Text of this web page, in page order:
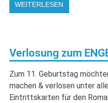
WEITERLESEN
Verlosung zum
Zum 11. Geburtstag
machen & verlosen unter
Eintrittskarten für den